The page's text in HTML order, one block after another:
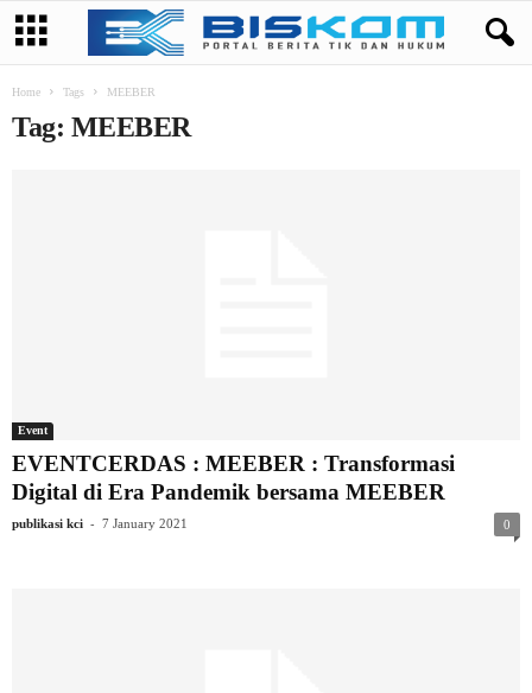
Home Tags MEEBER
Tag: MEEBER
Event
EVENTCERDAS : MEEBER : Transformasi
Digital di Era Pandemik bersama MEEBER
publikasi kci - 7 January 2021 0